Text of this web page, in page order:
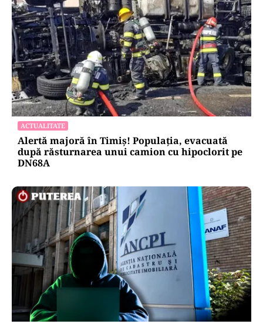
ACTUALITATE
Alertă majoră în Timiș! Populația, evacuată
după răsturnarea unui camion cu hipoclorit pe
DN68A